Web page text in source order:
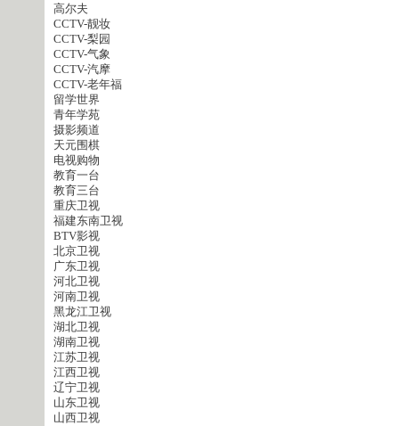
高尔夫
CCTV-靓妆
CCTV-梨园
CCTV-气象
CCTV-汽摩
CCTV-老年福
留学世界
青年学苑
摄影频道
天元围棋
电视购物
教育一台
教育三台
重庆卫视
福建东南卫视
BTV影视
北京卫视
广东卫视
河北卫视
河南卫视
黑龙江卫视
湖北卫视
湖南卫视
江苏卫视
江西卫视
辽宁卫视
山东卫视
山西卫视